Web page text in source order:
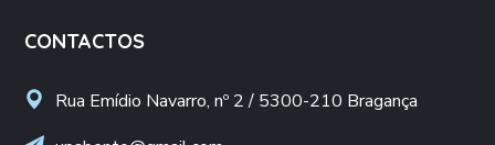
CONTACTOS
Rua Emídio Navarro, nº 2 / 5300-210 Bragança